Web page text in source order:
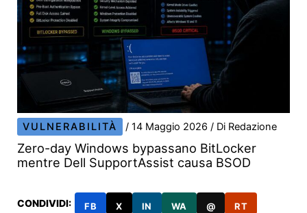
VULNERABILITÀ /14 Maggio 2026/ Di Redazione
Zero-day Windows bypassano BitLocker
mentre Dell SupportAssist causa BSOD
CONDIVIDI: FB X IN WA @ RT